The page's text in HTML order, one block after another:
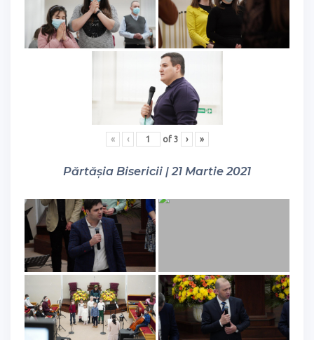
« ‹ of 3 › »
Părtășia Bisericii | 21 Martie 2021